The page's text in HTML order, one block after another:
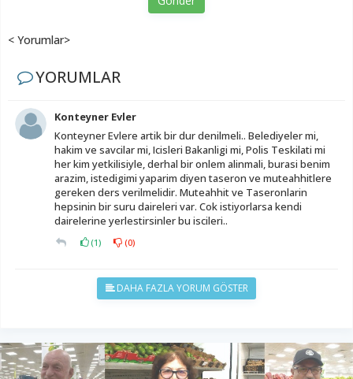
< Yorumlar>
YORUMLAR
Konteyner Evler
Konteyner Evlere artik bir dur denilmeli.. Belediyeler mi,
hakim ve savcilar mi, Icisleri Bakanligi mi, Polis Teskilati mi
her kim yetkilisiyle, derhal bir onlem alinmali, burasi benim
arazim, istedigimi yaparim diyen taseron ve muteahhitlere
gereken ders verilmelidir. Muteahhit ve Taseronlarin
hepsinin bir suru daireleri var. Cok istiyorlarsa kendi
dairelerine yerlestirsinler bu iscileri..
(1) (0)
DAHA FAZLA YORUM GÖSTER